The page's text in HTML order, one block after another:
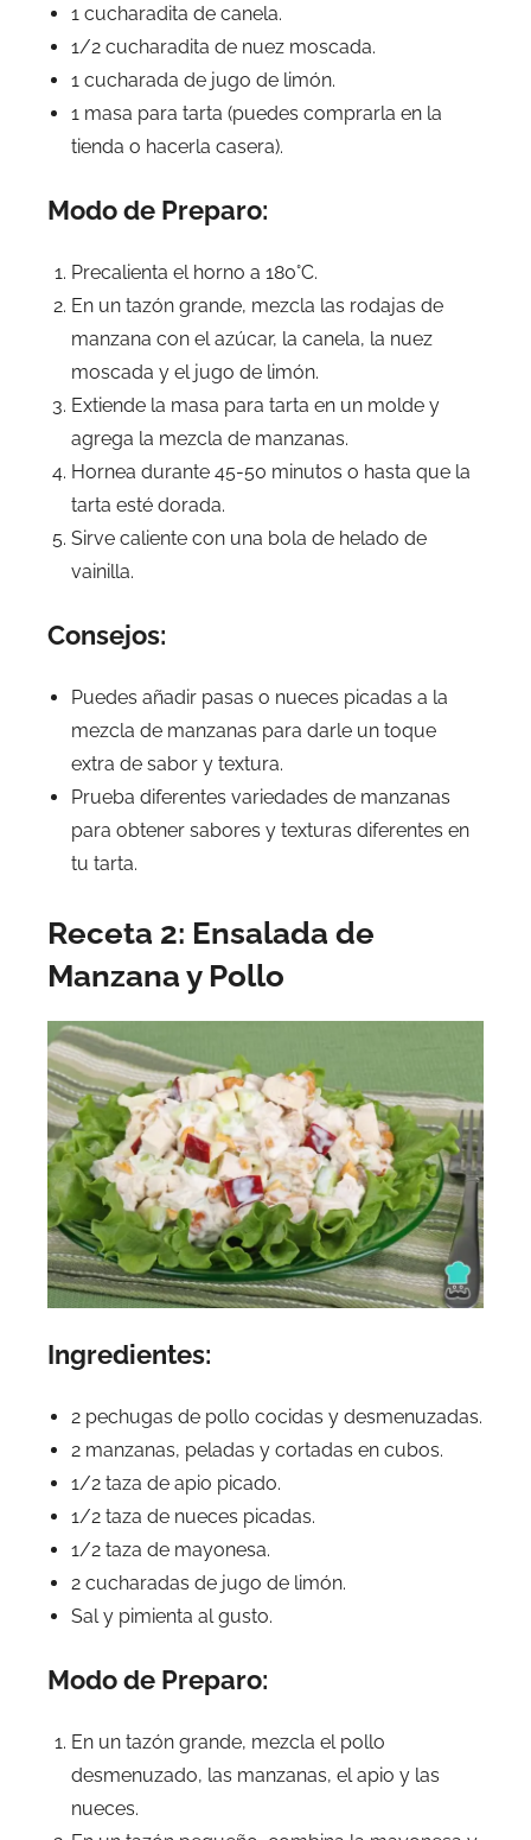
1 cucharadita de canela.
1/2 cucharadita de nuez moscada.
1 cucharada de jugo de limón.
1 masa para tarta (puedes comprarla en la
tienda o hacerla casera).
Modo de Preparo:
Precalienta el horno a 180°C.
En un tazón grande, mezcla las rodajas de
manzana con el azúcar, la canela, la nuez
moscada y el jugo de limón.
Extiende la masa para tarta en un molde y
agrega la mezcla de manzanas.
Hornea durante 45-50 minutos o hasta que la
tarta esté dorada.
Sirve caliente con una bola de helado de
vainilla.
Consejos:
Puedes añadir pasas o nueces picadas a la
mezcla de manzanas para darle un toque
extra de sabor y textura.
Prueba diferentes variedades de manzanas
para obtener sabores y texturas diferentes en
tu tarta.
Receta 2: Ensalada de
Manzana y Pollo
Ingredientes:
2 pechugas de pollo cocidas y desmenuzadas.
2 manzanas, peladas y cortadas en cubos.
1/2 taza de apio picado.
1/2 taza de nueces picadas.
1/2 taza de mayonesa.
2 cucharadas de jugo de limón.
Sal y pimienta al gusto.
Modo de Preparo:
En un tazón grande, mezcla el pollo
desmenuzado, las manzanas, el apio y las
nueces.